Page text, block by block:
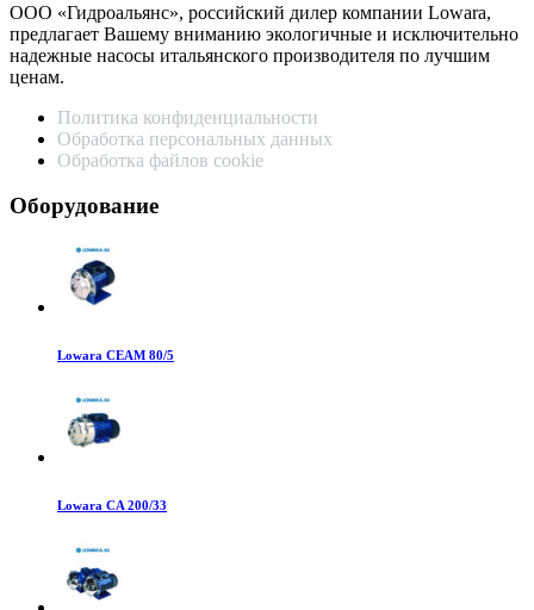
ООО «Гидроальянс», российский дилер компании Lowara,
предлагает Вашему вниманию экологичные и исключительно
надежные насосы итальянского производителя по лучшим
ценам.
Политика конфиденциальности
Обработка персональных данных
Обработка файлов cookie
Оборудование
Lowara CEAM 80/5
Lowara CA 200/33